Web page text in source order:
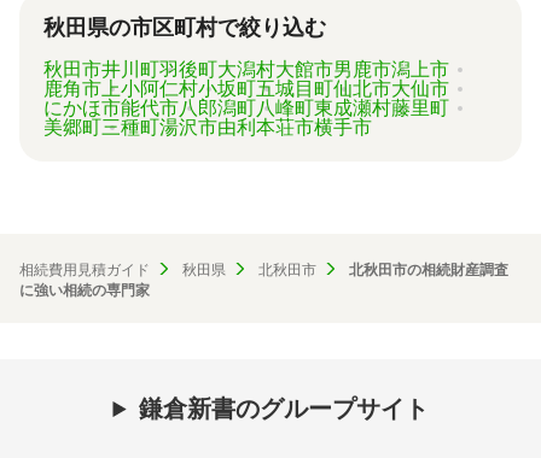
秋田県の市区町村で絞り込む
秋田市井川町羽後町大潟村大館市男鹿市潟上市
鹿角市 上小阿仁村小坂町五城目町仙北市大仙市
にかほ市能代市八郎潟町八峰町東成瀬村藤里町
美郷町三種町湯沢市由利本荘市横手市
相続費用見積ガイド 秋田県 北秋田市
北秋田市の相続財産調査
に強い相続の専門家
鎌倉新書のグループサイト